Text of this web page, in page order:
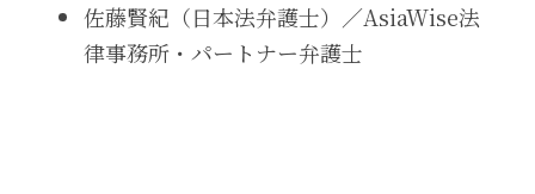
佐藤賢紀（日本法弁護士）／AsiaWise法
律事務所・パートナー弁護士